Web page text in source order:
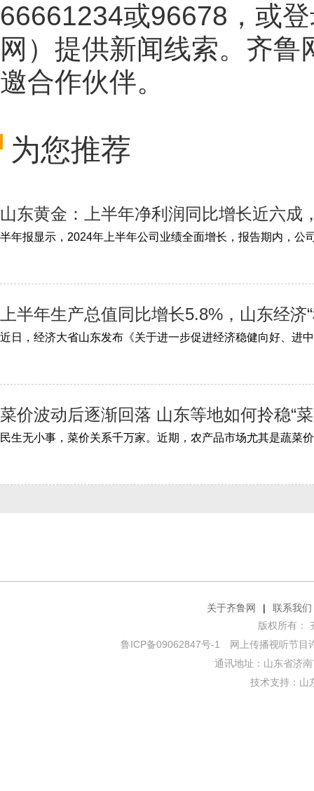
66661234或96678，或
网 ）提供新闻线索。齐鲁
邀合作伙伴。
为您推荐
山东黄金：上半年净利润同比增长近六成
上半年生产总值同比增长5.8%，山东经济
菜价波动后逐渐回落 山东等地如何拎稳“
关于齐鲁网 |
联系我们
版权所有：
鲁ICP备09062847号-1
网上传播视听节目
通讯地址：山东省济
技术支持： 山